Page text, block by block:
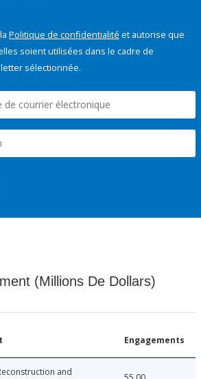
Politique de confidentialité et autorise que
soient utilisées dans le cadre de
sélectionnée.
(Millions De Dollars)
Engagements
and